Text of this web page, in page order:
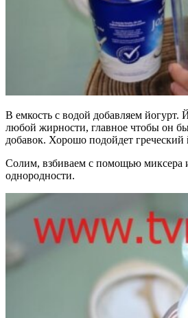
В емкость с водой добавляем йогурт.
любой жирности, главное чтобы он
добавок. Хорошо подойдет греческий
Солим, взбиваем с помощью миксера
однородности.